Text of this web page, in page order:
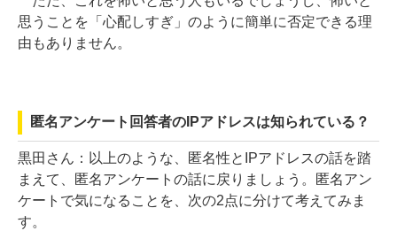
思うことを「心配しすぎ」のように簡単に否定できる理
由もありません。
匿名アンケート回答者のIPアドレスは知られている？
黒田さん： 以上のような、匿名性とIPアドレスの話を踏
まえて、匿名アンケートの話に戻りましょう。匿名アン
ケートで気になることを、次の2点に分けて考えてみま
す。